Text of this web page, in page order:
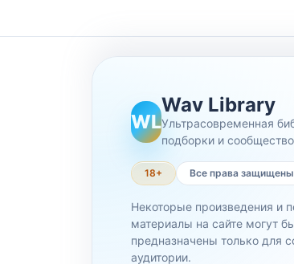
WL
Wav Library
Ультрасовременная
подборки и
18+ Все права защищены
Некоторые произведения и
материалы на сайте могут
предназначены только для
аудитории.